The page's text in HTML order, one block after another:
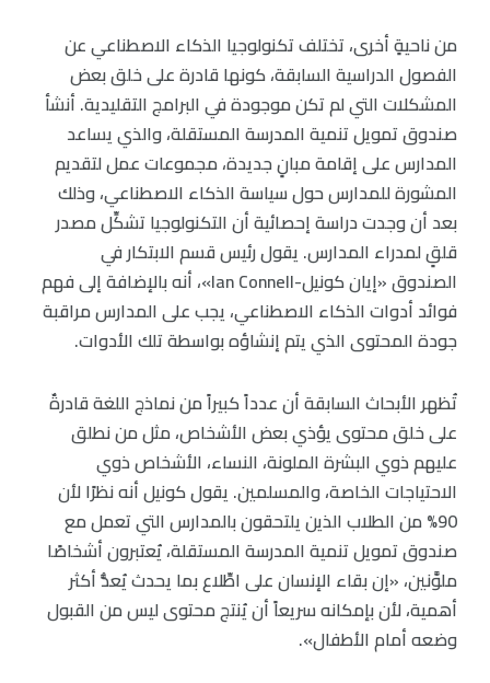
من ناحيةٍ أخرى، تختلف تكنولوجيا الذكاء الاصطناعي عن
الفصول الدراسية السابقة، كونها قادرة على خلق بعض
المشكلات التي لم تكن موجودة في البرامج التقليدية. أنشأ
صندوق تمويل تنمية المدرسة المستقلة، والذي يساعد
المدارس على إقامة مبانٍ جديدة، مجموعات عمل لتقديم
المشورة للمدارس حول سياسة الذكاء الاصطناعي، وذلك
بعد أن وجدت دراسة إحصائية أن التكنولوجيا تشكِّل مصدر
قلقٍ لمدراء المدارس. يقول رئيس قسم الابتكار في
الصندوق «إيان كونيل-Ian Connell»، أنه بالإضافة إلى فهم
فوائد أدوات الذكاء الاصطناعي، يجب على المدارس مراقبة
جودة المحتوى الذي يتم إنشاؤه بواسطة تلك الأدوات.
تُظهر الأبحاث السابقة أن عدداً كبيراً من نماذج اللغة قادرةٌ
على خلق محتوى يؤذي بعض الأشخاص، مثل من نطلق
عليهم ذوي البشرة الملونة، النساء، الأشخاص ذوي
الاحتياجات الخاصة، والمسلمين. يقول كونيل أنه نظرًا لأن
90% من الطلاب الذين يلتحقون بالمدارس التي تعمل مع
صندوق تمويل تنمية المدرسة المستقلة، يُعتبرون أشخاصًا
ملوَّنين، «إن بقاء الإنسان على اطِّلاع بما يحدث يُعدُّ أكثر
أهمية، لأن بإمكانه سريعاً أن يُنتج محتوى ليس من القبول
وضعه أمام الأطفال».